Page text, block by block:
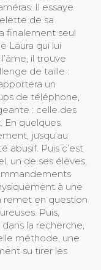
Il essaye
de sa
finalement seul
Laura qui lui
il trouve
de taille :
un
de téléphone,
: celle des
En quelques
jusqu’au
abusif. Puis c’est
un de ses élèves,
à une
remet en question
Puis,
la recherche,
méthode, une
su tirer les